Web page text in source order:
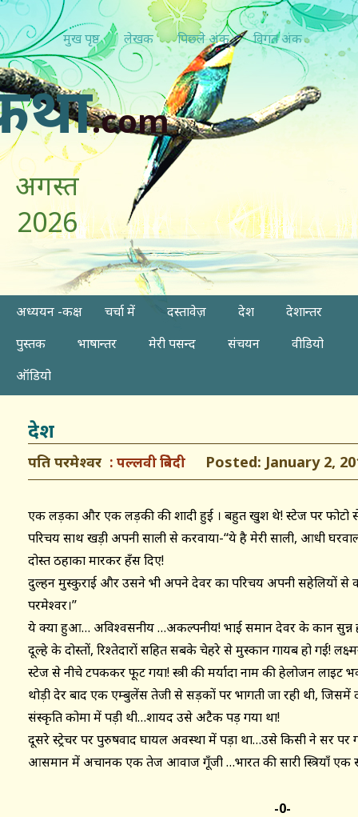
मुख पृष्ठ लेखक पिछ्ले अंक विगत अंक
.com
अगस्त
2026
अध्ययन -कक्ष चर्चा में दस्तावेज़ देश
देशान्तर
पुस्तक
भाषान्तर मेरी पसन्द संचयन
वीडियो
ऑडियो
देश
पति परमेश्वर पल्लवी त्रिवेदी Posted: January 2,
एक लड़का और एक लड़की की शादी हुई । बहुत खुश थे! स्टेज पर
परिचय साथ खड़ी अपनी साली से करवाया-‘‘ये है मेरी साली, आधी
दोस्त ठहाका मारकर हँस दिए!
दुल्हन मुस्कुराई और उसने भी अपने देवर का परिचय अपनी सहेलियों से
परमेश्वर।’’
ये क्या हुआ… अविश्वसनीय …अकल्पनीय! भाई समान देवर के कान सुन्न
दूल्हे के दोस्तों, रिश्तेदारों सहित सबके चेहरे से मुस्कान गायब हो गई!
स्टेज से नीचे टपककर फूट गया! स्त्री की मर्यादा नाम की हेलोजन लाइट
थोड़ी देर बाद एक एम्बुलेंस तेजी से सड़कों पर भागती जा रही थी, जिसमें
संस्कृति कोमा में पड़ी थी…शायद उसे अटैक पड़ गया था!
दूसरे स्ट्रेचर पर पुरुषवाद घायल अवस्था में पड़ा था…उसे किसी ने सर पर
आसमान में अचानक एक तेज आवाज गूँजी …भारत की सारी स्त्रियाँ एक
-0-